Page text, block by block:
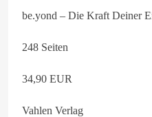
be.yond – Die Kraft Deiner
248 Seiten
34,90 EUR
Vahlen Verlag